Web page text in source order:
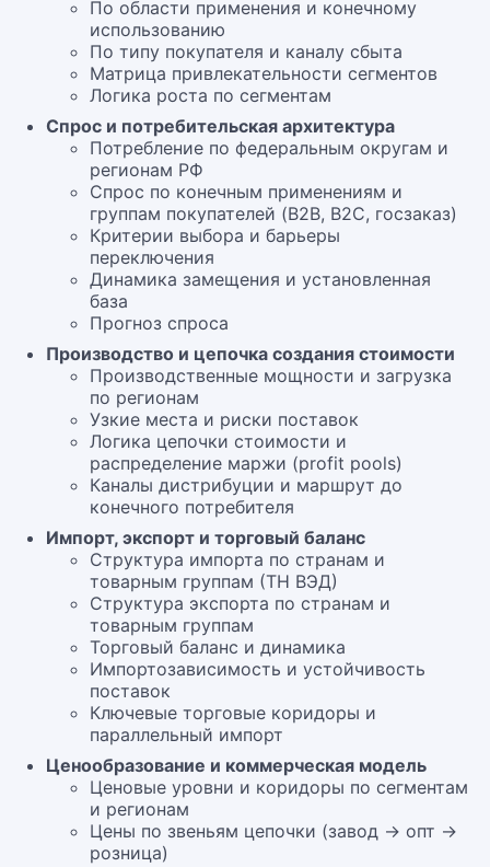
По области применения и конечному
использованию
По типу покупателя и каналу сбыта
Матрица привлекательности сегментов
Логика роста по сегментам
Спрос и потребительская архитектура
Потребление по федеральным округам и
регионам РФ
Спрос по конечным применениям и
группам покупателей (B2B, B2C, госзаказ)
Критерии выбора и барьеры
переключения
Динамика замещения и установленная
база
Прогноз спроса
Производство и цепочка создания стоимости
Производственные мощности и загрузка
по регионам
Узкие места и риски поставок
Логика цепочки стоимости и
распределение маржи (profit pools)
Каналы дистрибуции и маршрут до
конечного потребителя
Импорт, экспорт и торговый баланс
Структура импорта по странам и
товарным группам (ТН ВЭД)
Структура экспорта по странам и
товарным группам
Торговый баланс и динамика
Импортозависимость и устойчивость
поставок
Ключевые торговые коридоры и
параллельный импорт
Ценообразование и коммерческая модель
Ценовые уровни и коридоры по сегментам
и регионам
Цены по звеньям цепочки (завод → опт →
розница)